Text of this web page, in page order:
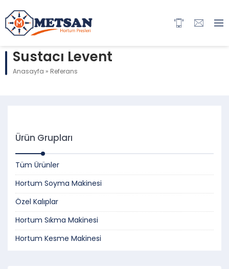
Sustacı Levent
Anasayfa » Referans
Ürün Grupları
Tüm Ürünler
Hortum Soyma Makinesi
Özel Kalıplar
Hortum Sıkma Makinesi
Hortum Kesme Makinesi